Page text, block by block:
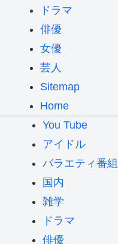
ドラマ
俳優
女優
芸人
Sitemap
Home
You Tube
アイドル
バラエティ番組
国内
雑学
ドラマ
俳優